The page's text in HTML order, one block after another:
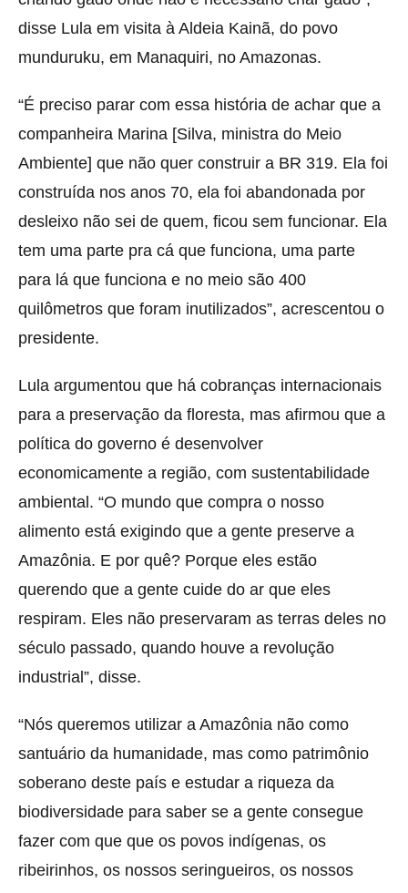
disse Lula em visita à Aldeia Kainã, do povo
munduruku, em Manaquiri, no Amazonas.
“É preciso parar com essa história de achar que a
companheira Marina [Silva, ministra do Meio
Ambiente] que não quer construir a BR 319. Ela foi
construída nos anos 70, ela foi abandonada por
desleixo não sei de quem, ficou sem funcionar. Ela
tem uma parte pra cá que funciona, uma parte
para lá que funciona e no meio são 400
quilômetros que foram inutilizados”, acrescentou o
presidente.
Lula argumentou que há cobranças internacionais
para a preservação da floresta, mas afirmou que a
política do governo é desenvolver
economicamente a região, com sustentabilidade
ambiental. “O mundo que compra o nosso
alimento está exigindo que a gente preserve a
Amazônia. E por quê? Porque eles estão
querendo que a gente cuide do ar que eles
respiram. Eles não preservaram as terras deles no
século passado, quando houve a revolução
industrial”, disse.
“Nós queremos utilizar a Amazônia não como
santuário da humanidade, mas como patrimônio
soberano deste país e estudar a riqueza da
biodiversidade para saber se a gente consegue
fazer com que que os povos indígenas, os
ribeirinhos, os nossos seringueiros, os nossos